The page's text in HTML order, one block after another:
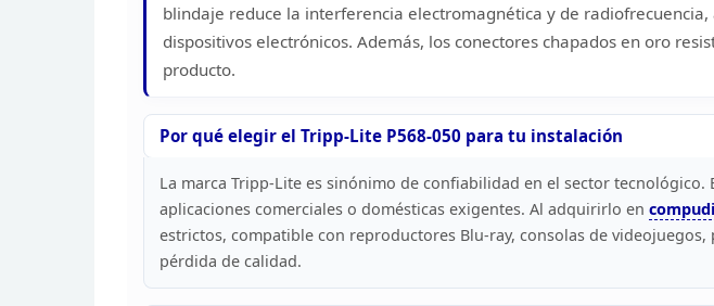
blindaje reduce la interferencia electromagnética y de
dispositivos electrónicos. Además, los conectores chapados en oro
producto.
Por qué elegir el Tripp-Lite P568-050 para tu instalación
La marca Tripp-Lite es sinónimo de confiabilidad en el sector tecnológico.
aplicaciones comerciales o domésticas exigentes. Al adquirirlo en
estrictos, compatible con reproductores Blu-ray, consolas de videojuegos,
pérdida de calidad.